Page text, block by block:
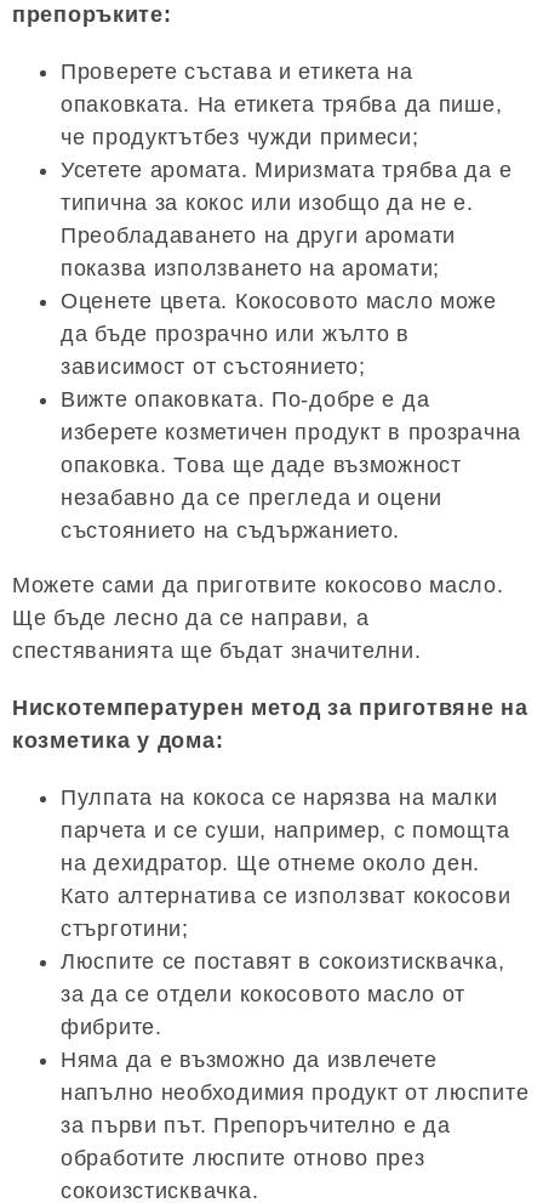
препоръките:
Проверете състава и етикета на
опаковката. На етикета трябва да пише,
че продуктътбез чужди примеси;
Усетете аромата. Миризмата трябва да е
типична за кокос или изобщо да не е.
Преобладаването на други аромати
показва използването на аромати;
Оценете цвета. Кокосовото масло може
да бъде прозрачно или жълто в
зависимост от състоянието;
Вижте опаковката. По-добре е да
изберете козметичен продукт в прозрачна
опаковка. Това ще даде възможност
незабавно да се прегледа и оцени
състоянието на съдържанието.
Можете сами да приготвите кокосово масло.
Ще бъде лесно да се направи, а
спестяванията ще бъдат значителни.
Нискотемпературен метод за приготвяне на
козметика у дома:
Пулпата на кокоса се нарязва на малки
парчета и се суши, например, с помощта
на дехидратор. Ще отнеме около ден.
Като алтернатива се използват кокосови
стърготини;
Люспите се поставят в сокоизтисквачка,
за да се отдели кокосовото масло от
фибрите.
Няма да е възможно да извлечете
напълно необходимия продукт от люспите
за първи път. Препоръчително е да
обработите люспите отново през
сокоизстисквачка.